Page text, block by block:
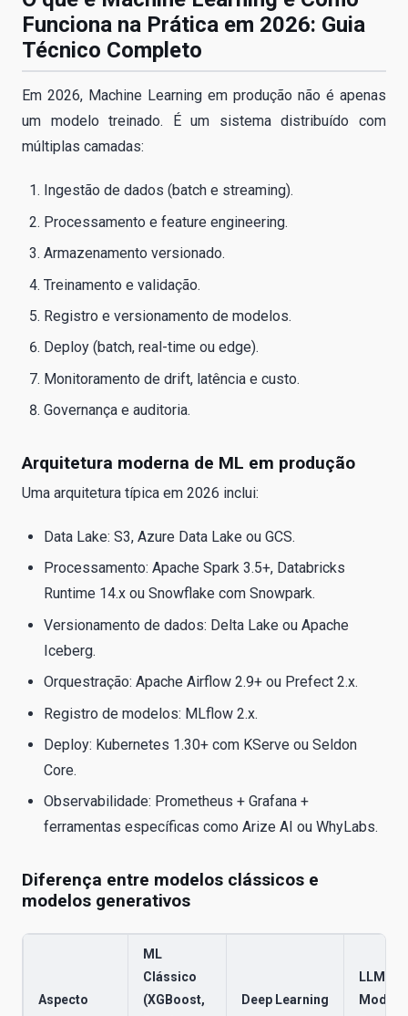
Funciona na Prática em 2026: Guia
Técnico Completo
Em 2026, Machine Learning em produção não é apenas
um modelo treinado. É um sistema distribuído com
múltiplas camadas:
Ingestão de dados (batch e streaming).
Processamento e feature engineering.
Armazenamento versionado.
Treinamento e validação.
Registro e versionamento de modelos.
Deploy (batch, real-time ou edge).
Monitoramento de drift, latência e custo.
Governança e auditoria.
Arquitetura moderna de ML em produção
Uma arquitetura típica em 2026 inclui:
Data Lake: S3, Azure Data Lake ou GCS.
Processamento: Apache Spark 3.5+, Databricks
Runtime 14.x ou Snowflake com Snowpark.
Versionamento de dados: Delta Lake ou Apache
Iceberg.
Orquestração: Apache Airflow 2.9+ ou Prefect 2.x.
Registro de modelos: MLflow 2.x.
Deploy: Kubernetes 1.30+ com KServe ou Seldon
Core.
Observabilidade: Prometheus + Grafana +
ferramentas específicas como Arize AI ou WhyLabs.
Diferença entre modelos clássicos e
modelos generativos
Aspecto
ML
Clássico
(XGBoost,
Deep Learning
LLMs /